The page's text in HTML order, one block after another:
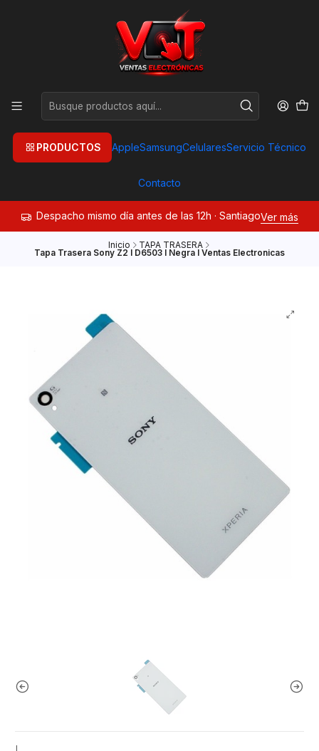
PRODUCTOS AppleSamsungCelularesServicio Técnico
Contacto
Despacho mismo día antes de las 12h · SantiagoVer más
Inicio TAPA TRASERA
Tapa Trasera Sony Z2 I D6503 I Negra I Ventas Electronicas